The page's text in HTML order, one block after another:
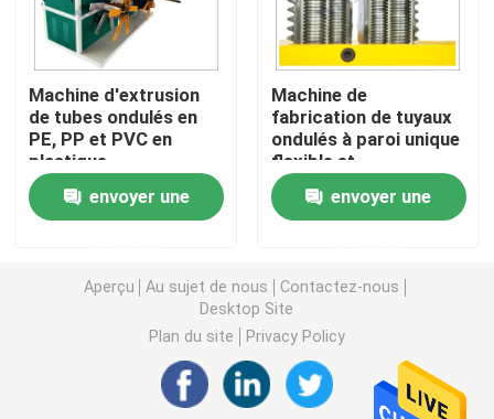
Chaîne de production de tuyau de PPR
Machine d'extrudeuse de tuyau de PE
Machine ondulée d'extrudeuse de tuyau
Pp attachent la chaîne de production
Machine en plastique d'extrudeuse de feuille
Machine d'extrusion
de tubes ondulés en
PE, PP et PVC en
plastique
envoyer une
Machine de
fabrication de tuyaux
ondulés à paroi unique
flexible et
rétrécissable
envoyer une
Aperçu Au sujet de nous
Contactez-nous
Desktop Site
Plan du site
Privacy Policy